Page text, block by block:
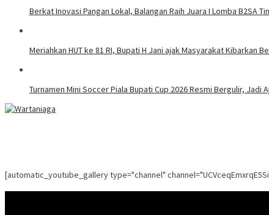
Berkat Inovasi Pangan Lokal, Balangan Raih Juara I Lomba B2SA
Meriahkan HUT ke 81 RI, Bupati H Jani ajak Masyarakat Kibarkan
Turnamen Mini Soccer Piala Bupati Cup 2026 Resmi Bergulir, Jadi
[automatic_youtube_gallery type="channel"